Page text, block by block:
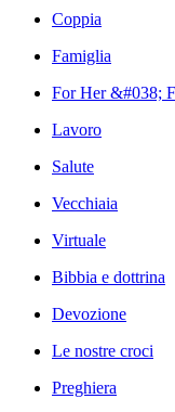
Coppia
Famiglia
For Her &#038;
Lavoro
Salute
Vecchiaia
Virtuale
Bibbia e dottrina
Devozione
Le nostre croci
Preghiera